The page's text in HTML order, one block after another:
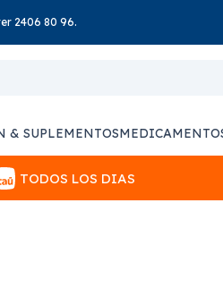
2406 80 96.
& SUPLEMENTOS
TODOS LOS DIAS